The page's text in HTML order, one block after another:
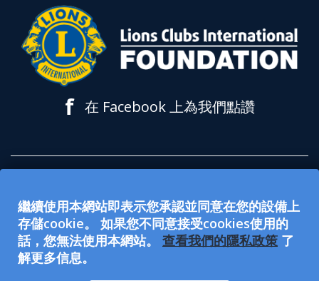
繼續使用本網站即表示您承認並同意在您的設備上
存儲cookie。 如果您不同意接受cookies使用的
話，您無法使用本網站。 查看我們的隱私政策 了
解更多信息。
f 在 Facebook 上為我們點讚
所有在 lionsclubs.org 網站上接受的捐款都
用於支持獅子會國際基金會 (LCIF)。該基金
會是 501(c)(3) 免稅公眾慈善組織。國際獅子
會（LCI）是501(c)(4) 免稅社會福利組織，